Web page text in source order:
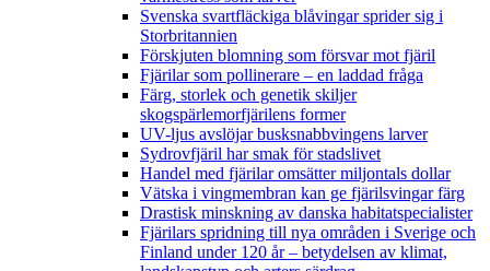
Svenska svartfläckiga blåvingar sprider sig i
Storbritannien
Förskjuten blomning som försvar mot fjäril
Fjärilar som pollinerare – en laddad fråga
Färg, storlek och genetik skiljer
skogspärlemorfjärilens former
UV-ljus avslöjar busksnabbvingens larver
Sydrovfjäril har smak för stadslivet
Handel med fjärilar omsätter miljontals dollar
Vätska i vingmembran kan ge fjärilsvingar färg
Drastisk minskning av danska habitatspecialister
Fjärilars spridning till nya områden i Sverige och
Finland under 120 år– betydelsen av klimat,